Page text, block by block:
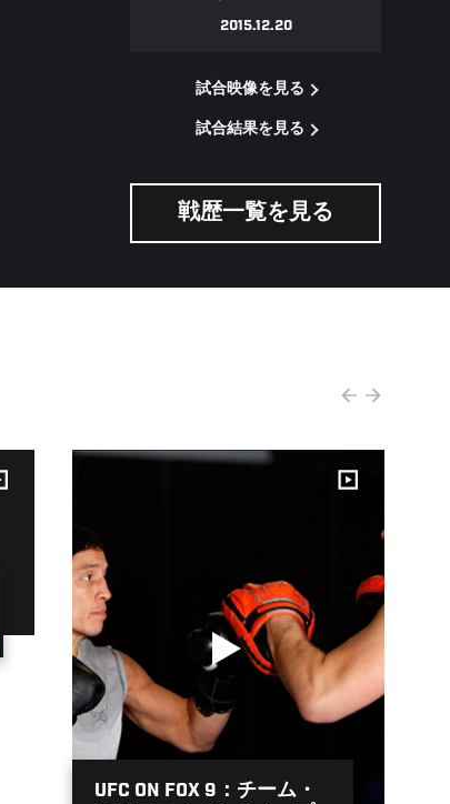
2015.12.20
試合映像を見る
試合結果を見る
戦歴一覧を見る
UFC ON FOX 9：チーム・